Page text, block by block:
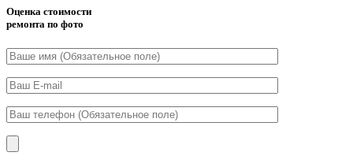
Оценка стоимости
ремонта по фото